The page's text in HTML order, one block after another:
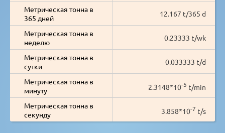
Метрическая тонна в
365 дней
12.167 t/365 d
Метрическая тонна в
неделю
0.23333 t/wk
Метрическая тонна в
сутки
0.033333 t/d
Метрическая тонна в
минуту
2.3148*10-5 t/min
Метрическая тонна в
секунду
3.858*10-7 t/s